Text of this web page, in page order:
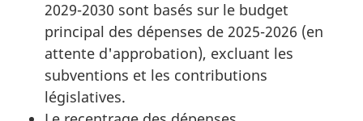
2029-2030 sont basés sur le budget
principal des dépenses de 2025-2026 (en
attente d'approbation), excluant les
subventions et les contributions
législatives.